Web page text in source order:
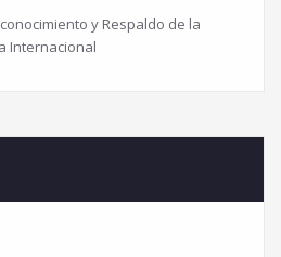
y Respaldo de la
Internacional